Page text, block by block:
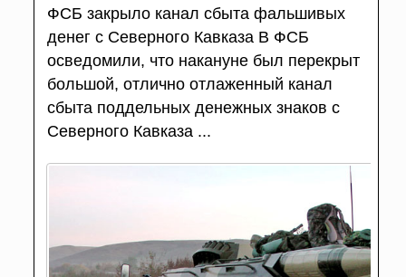
ФСБ закрыло канал сбыта фальшивых
денег с Северного Кавказа В ФСБ
осведомили, что накануне был перекрыт
большой, отлично отлаженный канал
сбыта поддельных денежных знаков с
Северного Кавказа ...